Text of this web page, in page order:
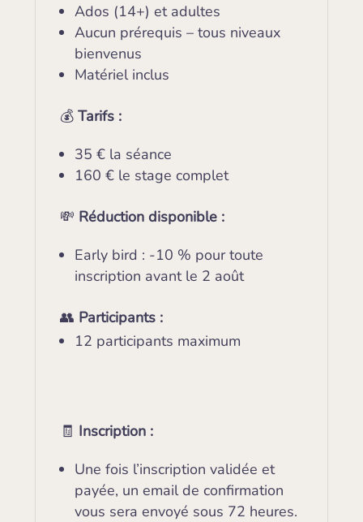
Ados (14+) et adultes
Aucun prérequis – tous niveaux
bienvenus
Matériel inclus
💰 Tarifs :
35 € la séance
160 € le stage complet
💸 Réduction disponible :
Early bird : -10 % pour toute
inscription avant le 2 août
👥 Participants :
12 participants maximum
🧾 Inscription :
Une fois l’inscription validée et
payée, un email de confirmation
vous sera envoyé sous 72 heures.